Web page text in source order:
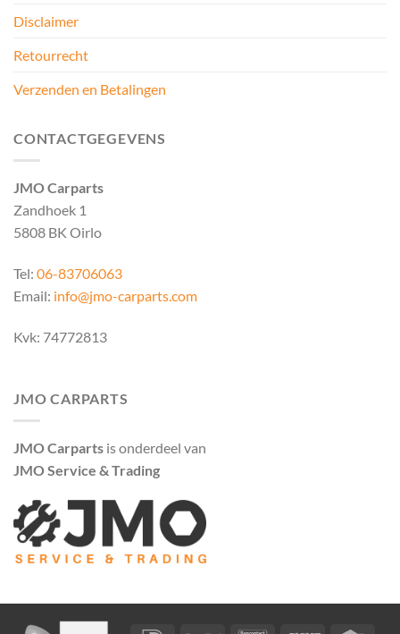
Disclaimer
Retourrecht
Verzenden en Betalingen
CONTACTGEGEVENS
JMO Carparts
Zandhoek 1
5808 BK Oirlo
Tel: 06-83706063
Email: info@jmo-carparts.com
Kvk: 74772813
JMO CARPARTS
JMO Carparts is onderdeel van
JMO Service & Trading